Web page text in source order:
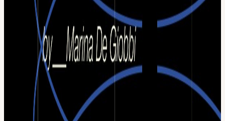
Speaker Invitada: Laura Holzmann Especialista en marketing
impulsado por Inteligencia Artificial, creación de comunidades e
influencer marketing. Compartirá estrategias para acelerar la
adopción de proyectos, construir audiencias comprometidas y
potenciar el crecimiento orgánico a través de creadores de contenido
y comunidades digitales. Una iniciativa para impulsar el ecosistema
Web3 de LATAM Este evento forma parte de VMKAgency, una
iniciativa creada para ayudar a proyectos Web3 de Latinoamérica a
crecer mediante marketing, comunicación, generación de comunidad
y estrategias de adquisición de usuarios. Creemos que Latinoamérica
tiene el talento para liderar la próxima generación de startups y
proyectos descentralizados, y queremos aportar herramientas
prácticas para acelerar ese crecimiento.